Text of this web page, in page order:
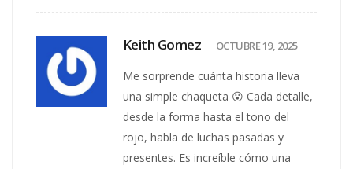
Keith Gomez OCTUBRE 19, 2025
Me sorprende cuánta historia lleva
una simple chaqueta 😮 Cada detalle,
desde la forma hasta el tono del
rojo, habla de luchas pasadas y
presentes. Es increíble cómo una